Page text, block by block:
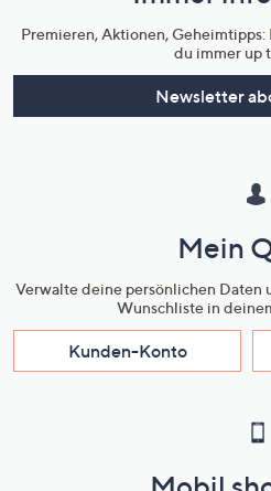
Premieren, Aktionen,
du immer up
Newsletter
Mein
Verwalte deine persönlichen Daten
Wunschliste in
Kunden-Konto